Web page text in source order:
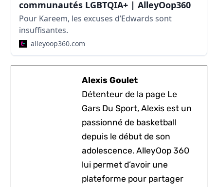
communautés LGBTQIA+ | AlleyOop360
Pour Kareem, les excuses d’Edwards sont
insuffisantes.
alleyoop360.com
Alexis Goulet
Détenteur de la page Le
Gars Du Sport, Alexis est un
passionné de basketball
depuis le début de son
adolescence. AlleyOop 360
lui permet d’avoir une
plateforme pour partager